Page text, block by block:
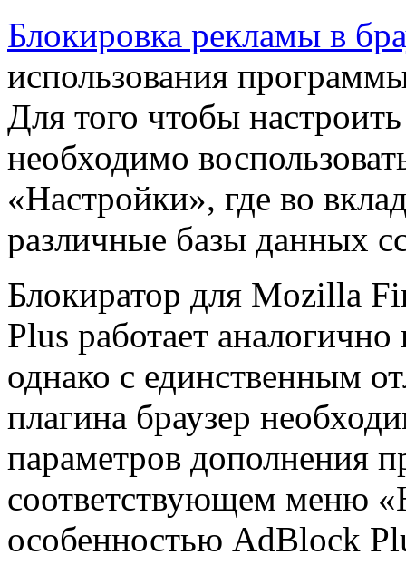
Блокировка рекламы в
использования
Для того чтобы
необходимо
«Настройки», где во
различные базы данных
Блокиратор для Mozilla
Plus работает
однако с единственным
плагина браузер
параметров дополнения
соответствующем меню
особенностью AdBlock